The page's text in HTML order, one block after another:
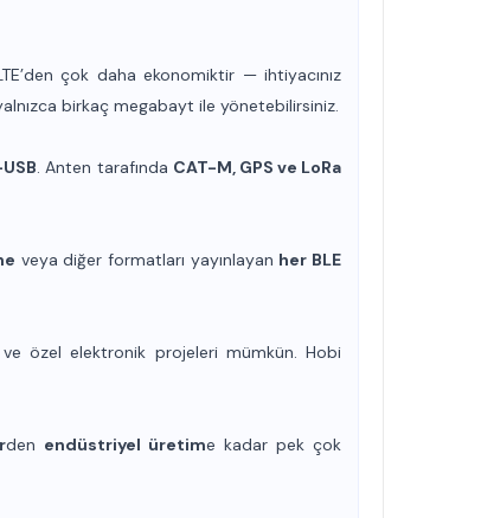
çok daha ekonomiktir — ihtiyacınız
birkaç megabayt ile yönetebilirsiniz.
. Anten tarafında CAT-M, GPS ve LoRa
veyadiğer formatları yayınlayan her BLE
özel elektronik projeleri mümkün. Hobi
den endüstriyel üretime kadar pek çok